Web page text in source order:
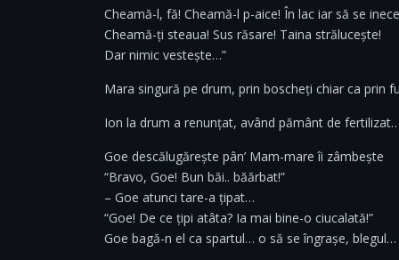
Cheamă-l, fă! Cheamă-l p-aice! În lac iar să se
Cheamă-ți steaua! Sus răsare! Taina strălucește!
Dar nimic vestește…”
Mara singură pe drum, prin boscheți chiar ca prin
Ion la drum a renunțat, având pământ de fertilizat…
Goe descălugărește pân’ Mam-mare îi zâmbește
“Bravo, Goe! Bun băi.. băărbat!”
– Goe atunci tare-a țipat…
“Goe! De ce țipi atâta? Ia mai bine-o ciucalată!”
Goe bagă-n el ca spartul… o să se îngrașe, blegul…